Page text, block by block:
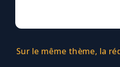
Sur le même thème, la